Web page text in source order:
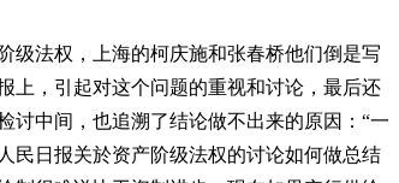
级法权，上海的柯庆施和张春桥他们倒是写
上，引起对这个问题的重视和讨论，最后还
讨中间，也追溯了结论做不出来的原因：“一
民日报关於资产阶级法权的讨论如何做总结